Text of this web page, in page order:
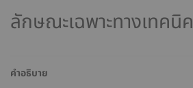
ลักษณะเฉพาะทางเทคนิค
คำอธิบาย